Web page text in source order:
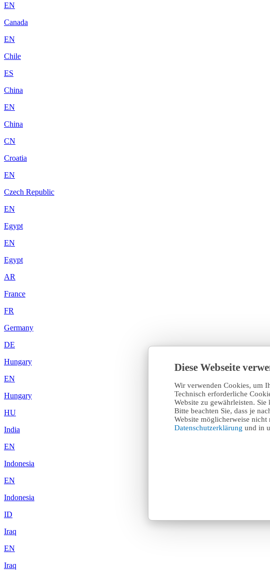
Diese Webseite
Wir verwenden Cookies, um
Technisch erforderliche
Website zu gewährleisten.
Bitte beachten Sie, dass je
Website möglicherweise
Datenschutzerklärung und in
EN
Canada
EN
Chile
ES
China
EN
China
CN
Croatia
EN
Czech Republic
EN
Egypt
EN
Egypt
AR
France
FR
Germany
DE
Hungary
EN
Hungary
HU
India
EN
Indonesia
EN
Indonesia
ID
Iraq
EN
Iraq